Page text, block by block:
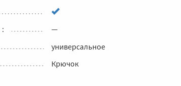
:
—
универсальное
Крючок